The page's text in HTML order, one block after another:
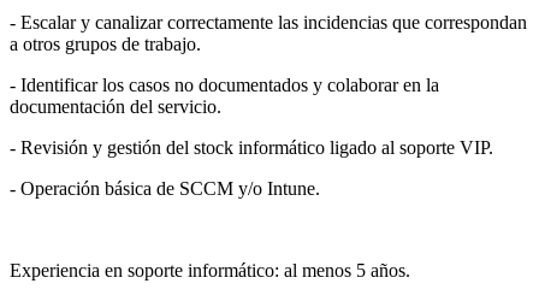
- Escalar y canalizar correctamente las incidencias que correspondan
a otros grupos de trabajo.
- Identificar los casos no documentados y colaborar en la
documentación del servicio.
- Revisión y gestión del stock informático ligado al soporte VIP.
- Operación básica de SCCM y/o Intune.
Experiencia en soporte informático: al menos 5 años.